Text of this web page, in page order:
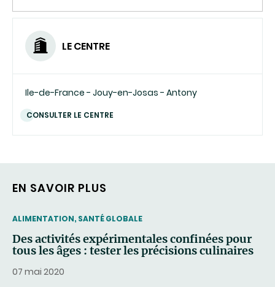
LE CENTRE
Ile-de-France - Jouy-en-Josas - Antony
CONSULTER LE CENTRE
EN SAVOIR PLUS
THEMATIC
ALIMENTATION, SANTÉ GLOBALE
Des activités expérimentales confinées pour
tous les âges : tester les précisions culinaires
07 mai 2020